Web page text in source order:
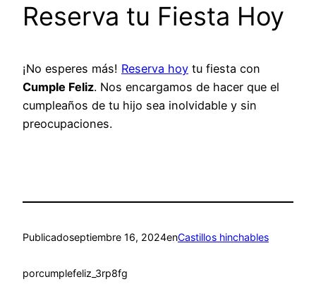
Reserva tu Fiesta Hoy
¡No esperes más! Reserva hoy tu fiesta con
Cumple Feliz. Nos encargamos de hacer que el
cumpleaños de tu hijo sea inolvidable y sin
preocupaciones.
Publicadoseptiembre 16, 2024enCastillos hinchables
porcumplefeliz_3rp8fg